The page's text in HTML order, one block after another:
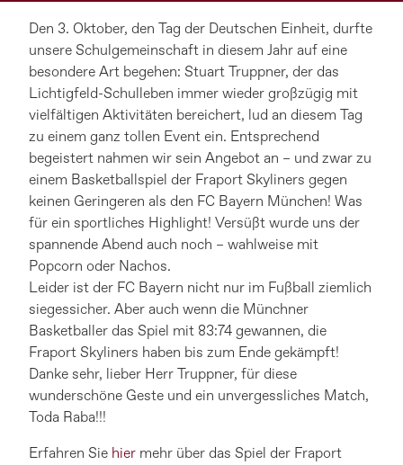
Den 3. Oktober, den Tag der Deutschen Einheit, durfte
unsere Schulgemeinschaft in diesem Jahr auf eine
besondere Art begehen: Stuart Truppner, der das
Lichtigfeld-Schulleben immer wieder großzügig mit
vielfältigen Aktivitäten bereichert, lud an diesem Tag
zu einem ganz tollen Event ein. Entsprechend
begeistert nahmen wir sein Angebot an – und zwar zu
einem Basketballspiel der Fraport Skyliners gegen
keinen Geringeren als den FC Bayern München! Was
für ein sportliches Highlight! Versüßt wurde uns der
spannende Abend auch noch – wahlweise mit
Popcorn oder Nachos.
Leider ist der FC Bayern nicht nur im Fußball ziemlich
siegessicher. Aber auch wenn die Münchner
Basketballer das Spiel mit 83:74 gewannen, die
Fraport Skyliners haben bis zum Ende gekämpft!
Danke sehr, lieber Herr Truppner, für diese
wunderschöne Geste und ein unvergessliches Match,
Toda Raba!!!
Erfahren Sie hier mehr über das Spiel der Fraport